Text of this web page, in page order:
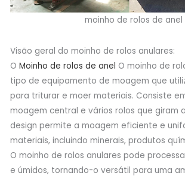
moinho de rolos de anel
Visão geral do moinho de rolos anulares:
O Moinho de rolos de anel O moinho de
tipo de equipamento de moagem que
para triturar e moer materiais. Consiste
moagem central e vários rolos que giram
design permite a moagem eficiente e
materiais, incluindo minerais, produtos
O moinho de rolos anulares pode
e úmidos, tornando-o versátil para uma